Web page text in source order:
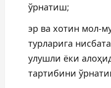
ўрнатиш;
эр ва хотин мол-
турларига
улушли ёки
тартибини